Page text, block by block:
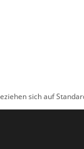
sich auf